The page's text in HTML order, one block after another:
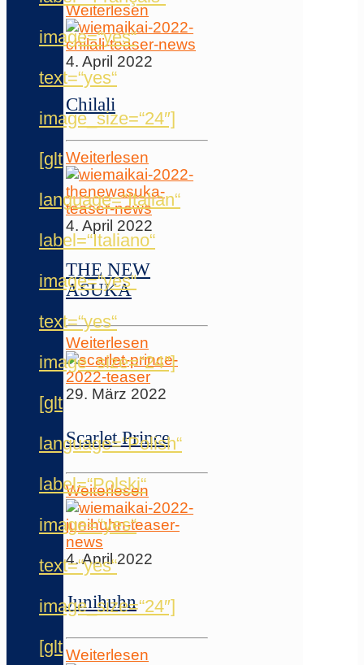
image=“yes“
text=“yes“
image_size=“24″]
[glt
language=“Italian“
label=“Italiano“
image=“yes“
text=“yes“
image_size=“24″]
[glt
language=“Polish“
label=“Polski“
image=“yes“
text=“yes“
image_size=“24″]
[glt
Weiterlesen
4. April 2022
Chilali
Weiterlesen
4. April 2022
THE NEW
ASUKA
Weiterlesen
29. März 2022
Scarlet Prince
Weiterlesen
4. April 2022
Junihuhn
Weiterlesen